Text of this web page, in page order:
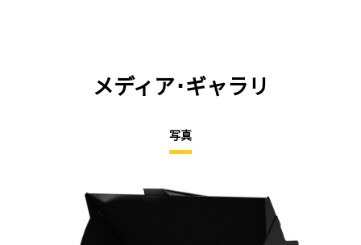
メディア･ギャラリ
写真